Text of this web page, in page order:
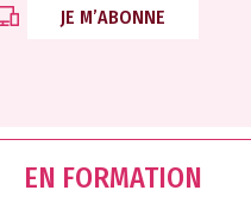
JE M’ABONNE
EN FORMATION